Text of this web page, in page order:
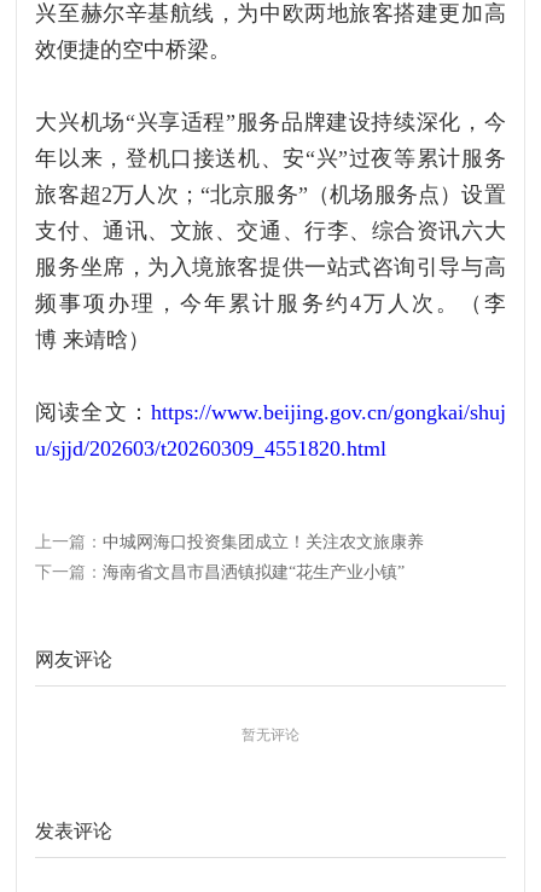
兴至赫尔辛基航线，为中欧两地旅客搭建更加高
效便捷的空中桥梁。
大兴机场“兴享适程”服务品牌建设持续深化，今
年以来，登机口接送机、安“兴”过夜等累计服务
旅客超2万人次；“北京服务”（机场服务点）设置
支付、通讯、文旅、交通、行李、综合资讯六大
服务坐席，为入境旅客提供一站式咨询引导与高
频事项办理，今年累计服务约4万人次。（李
博 来靖晗）
阅读全文： https://www.beijing.gov.cn/gongkai/shuj
u/sjjd/202603/t20260309_4551820.html
上一篇：中城网海口投资集团成立！关注农文旅康养
下一篇：海南省文昌市昌洒镇拟建“花生产业小镇”
网友评论
暂无评论
发表评论